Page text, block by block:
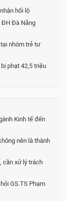
hối lộ
ĐH Đà Nẵng
nhóm trẻ tư
phạt 42,5 triệu
Kinh tế đến
nên là thành
cần xử lý trách
GS.TS Phạm